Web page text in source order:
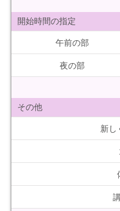
開始時間の指定
午前の部
夜の部
その他
新し